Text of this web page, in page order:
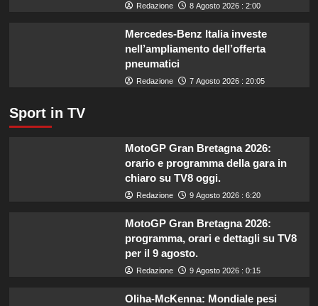
Redazione 8 Agosto 2026 : 2:00
Mercedes-Benz Italia investe
nell’ampliamento dell’offerta
pneumatici
Redazione 7 Agosto 2026 : 20:05
Sport in TV
MotoGP Gran Bretagna 2026:
orario e programma della gara in
chiaro su TV8 oggi.
Redazione 9 Agosto 2026 : 6:20
MotoGP Gran Bretagna 2026:
programma, orari e dettagli su TV8
per il 9 agosto.
Redazione 9 Agosto 2026 : 0:15
Oliha-McKenna: Mondiale pesi